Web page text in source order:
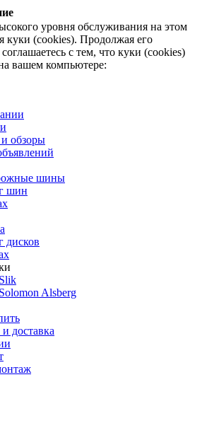
уровня обслуживания на этом
куки (cookies). Продолжая его
с тем, что куки (cookies)
вашем компьютере:
обзоры
шины
шин
дисков
Alsberg
доставка